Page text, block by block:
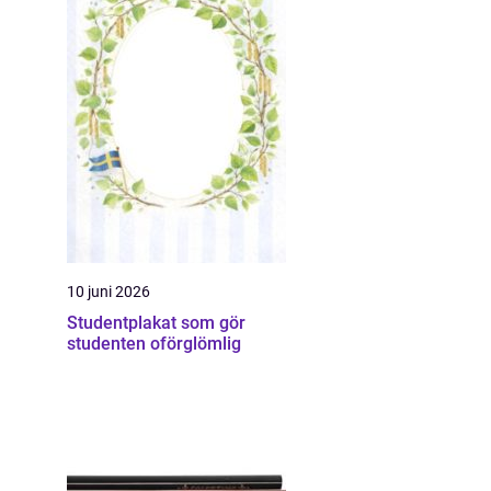
10 juni 2026
Studentplakat som gör
studenten oförglömlig